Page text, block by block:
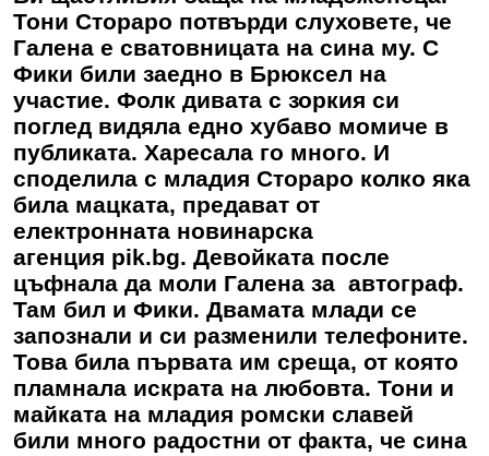
Тони Стораро потвърди слуховете, че
Галена е сватовницата на сина му. С
Фики били заедно в Брюксел на
участие. Фолк дивата с зоркия си
поглед видяла едно хубаво момиче в
публиката. Харесала го много. И
споделила с младия Стораро колко яка
била мацката, предават от
електронната новинарска
агенция pik.bg. Девойката после
цъфнала да моли Галена за автограф.
Там бил и Фики. Двамата млади се
запознали и си разменили телефоните.
Това била първата им среща, от която
пламнала искрата на любовта. Тони и
майката на младия ромски славей
били много радостни от факта, че сина